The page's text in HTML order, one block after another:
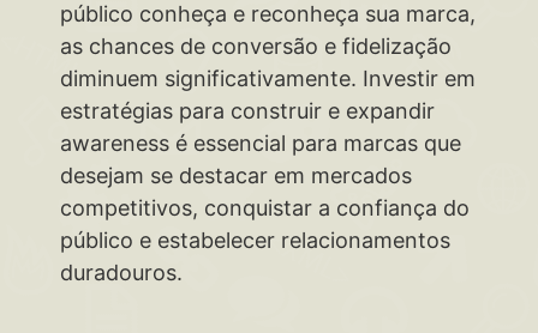
público conheça e reconheça sua marca,
as chances de conversão e fidelização
diminuem significativamente. Investir em
estratégias para construir e expandir
awareness é essencial para marcas que
desejam se destacar em mercados
competitivos, conquistar a confiança do
público e estabelecer relacionamentos
duradouros.